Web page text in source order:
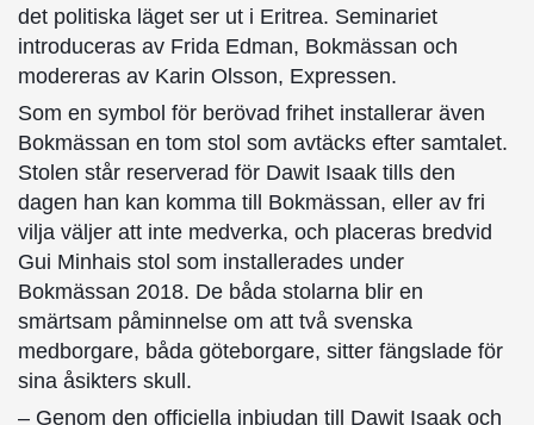
det politiska läget ser ut i Eritrea. Seminariet
introduceras av Frida Edman, Bokmässan och
modereras av Karin Olsson, Expressen.
Som en symbol för berövad frihet installerar även
Bokmässan en tom stol som avtäcks efter samtalet.
Stolen står reserverad för Dawit Isaak tills den
dagen han kan komma till Bokmässan, eller av fri
vilja väljer att inte medverka, och placeras bredvid
Gui Minhais stol som installerades under
Bokmässan 2018. De båda stolarna blir en
smärtsam påminnelse om att två svenska
medborgare, båda göteborgare, sitter fängslade för
sina åsikters skull.
– Genom den officiella inbjudan till Dawit Isaak och